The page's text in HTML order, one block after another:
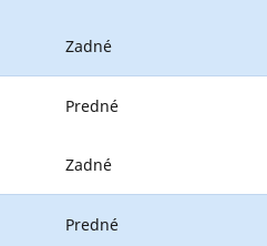
Zadné
Predné
Zadné
Predné